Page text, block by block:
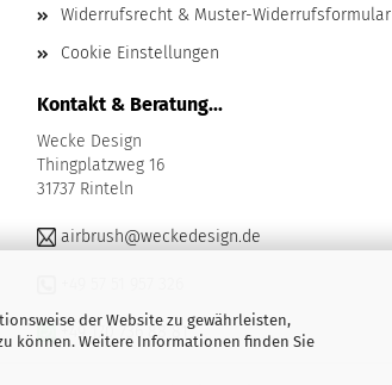
der Website zu gewährleisten,
können. Weitere Informationen finden Sie
Widerrufsrecht & Muster-Widerrufsformular
Cookie Einstellungen
Kontakt & Beratung...
Wecke Design
Thingplatzweg 16
31737 Rinteln
airbrush@weckedesign.de
+49 170 736 88 81